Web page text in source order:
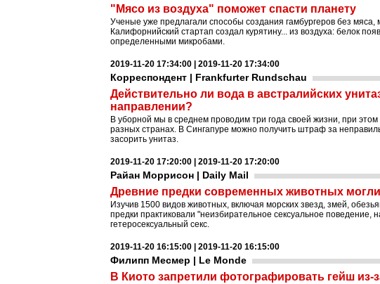
"Мясо из воздуха" поможет спасти планету
Ученые уже предлагали способы создания гамбургеров без
Калифорнийский стартап создал курятину... из воздуха: белок
определенными микробами.
2019-11-20 17:34:00 | 2019-11-20 17:34:00
Корреспондент | Frankfurter Rundschau
Действительно ли вода в австралийских
направлении?
В уборной мы в среднем проводим три года своей жизни, при
разных странах. В Сингапуре можно получить штраф за
засорить унитаз.
2019-11-20 17:20:00 | 2019-11-20 17:20:00
Райан Моррисон | Daily Mail
Древние предки современных животных
Изучив 1500 видов животных, включая морских звезд, змей,
предки практиковали "неизбирательное сексуальное
гетеросексуальный секс.
2019-11-20 16:15:00 | 2019-11-20 16:15:00
Филипп Месмер | Le Monde
В Киото запретили фотографировать гейш